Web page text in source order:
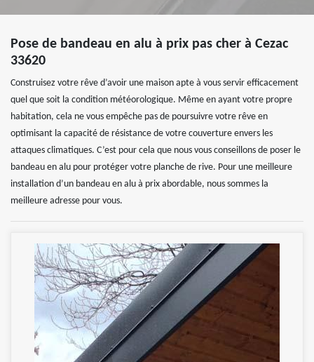
Pose de bandeau en alu à prix pas cher à Cezac
33620
Construisez votre rêve d’avoir une maison apte à vous servir efficacement
quel que soit la condition météorologique. Même en ayant votre propre
habitation, cela ne vous empêche pas de poursuivre votre rêve en
optimisant la capacité de résistance de votre couverture envers les
attaques climatiques. C’est pour cela que nous vous conseillons de poser le
bandeau en alu pour protéger votre planche de rive. Pour une meilleure
installation d’un bandeau en alu à prix abordable, nous sommes la
meilleure adresse pour vous.